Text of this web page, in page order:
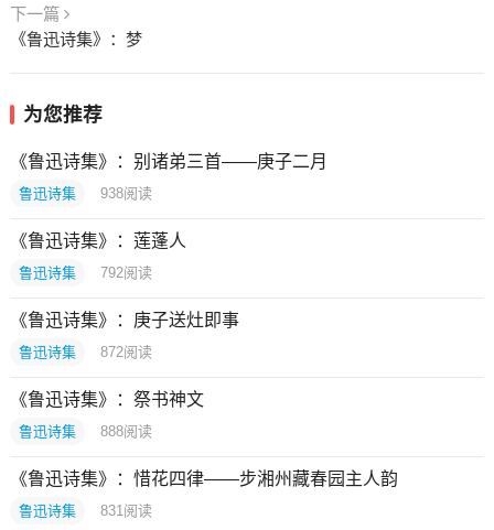
下一篇
《鲁迅诗集》：梦
为您推荐
《鲁迅诗集》：别诸弟三首——庚子二月
鲁迅诗集 938阅读
《鲁迅诗集》：莲蓬人
鲁迅诗集 792阅读
《鲁迅诗集》：庚子送灶即事
鲁迅诗集 872阅读
《鲁迅诗集》：祭书神文
鲁迅诗集 888阅读
《鲁迅诗集》：惜花四律——步湘州藏春园主人韵
鲁迅诗集 831 阅读